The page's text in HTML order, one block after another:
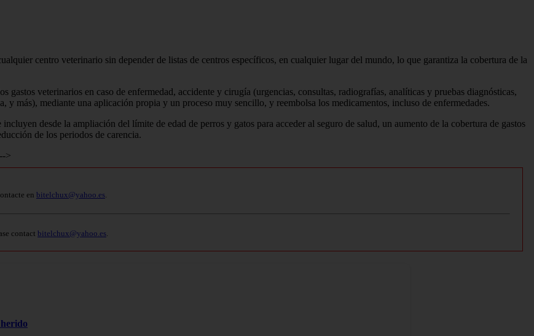
centro veterinario sin depender de listas de centros específicos, en cualquier lugar del mundo, lo que garantiza la cobertura de la
gastos veterinarios en caso de enfermedad, accidente y cirugía (urgencias, consultas, radiografías, analíticas y pruebas diagnósticas,
más), mediante una aplicación propia y un proceso muy sencillo, y reembolsa los medicamentos, incluso de enfermedades.
desde la ampliación del límite de edad de perros y gatos para acceder al seguro de salud, un aumento de la cobertura de gastos
de los periodos de carencia.
>
en bitelchux@yahoo.es
contact bitelchux@yahoo.es